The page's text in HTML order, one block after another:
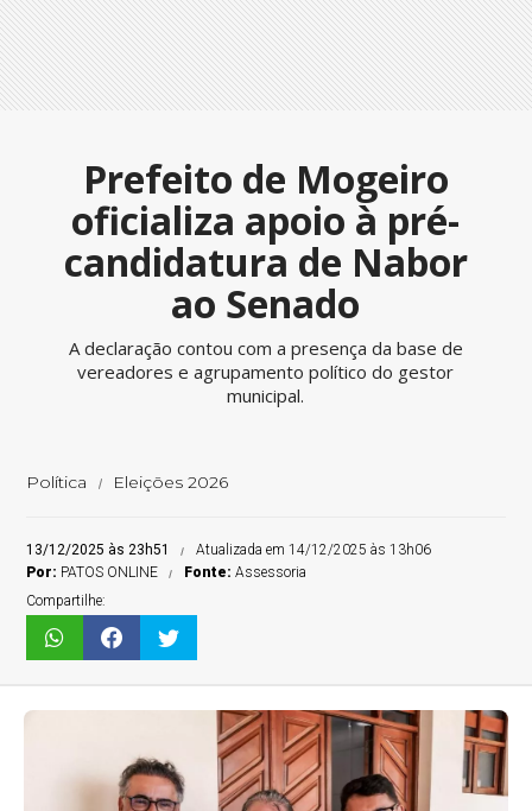
Prefeito de Mogeiro
oficializa apoio à pré-
candidatura de Nabor
ao Senado
A declaração contou com a presença da base de
vereadores e agrupamento político do gestor
municipal.
Política Eleições 2026
13/12/2025 às 23h51
Atualizada em 14/12/2025 às 13h06
Por: PATOS ONLINE Fonte:Assessoria
Compartilhe: